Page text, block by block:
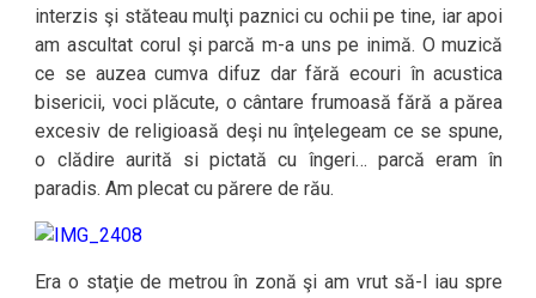
interzis şi stăteau mulţi paznici cu ochii pe tine, iar apoi
am ascultat corul şi parcă m-a uns pe inimă. O muzică
ce se auzea cumva difuz dar fără ecouri în acustica
bisericii, voci plăcute, o cântare frumoasă fără a părea
excesiv de religioasă deşi nu înţelegeam ce se spune,
o clădire aurită si pictată cu îngeri… parcă eram în
paradis. Am plecat cu părere de rău.
Era o staţie de metrou în zonă şi am vrut să-l iau spre